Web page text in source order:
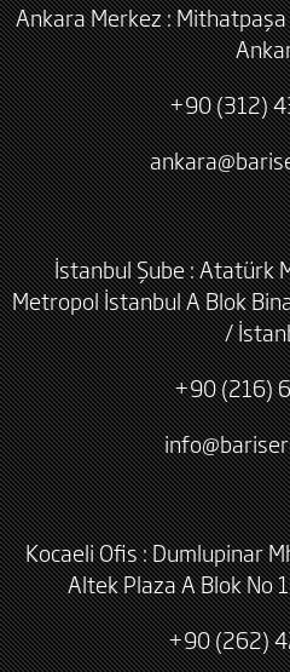
Ankara Merkez :
+90 (312)
İstanbul Şube : Atatürk
Metropol İstanbul A Blok
/
+90 (216)
Kocaeli Ofis : Dumlupinar
Altek Plaza A Blok No
+90 (262)